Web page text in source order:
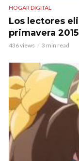
HOGAR DIGITAL
Los lectores
primavera
436 views 3 min read